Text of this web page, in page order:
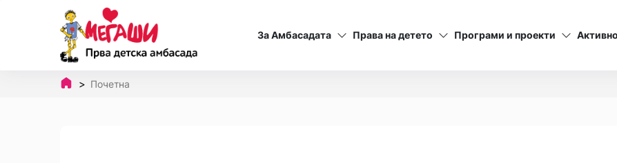
За Амбасадата Права на детето Програми и проекти
Почетна